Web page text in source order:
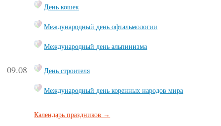
День кошек
Международный день офтальмологии
Международный день альпинизма
09.08 День строителя
Международный день коренных народов мира
Календарь праздников →